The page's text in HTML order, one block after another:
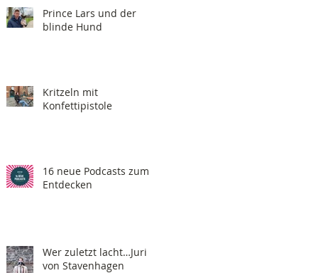
Prince Lars und der
blinde Hund
Kritzeln mit
Konfettipistole
16 neue Podcasts zum
Entdecken
Wer zuletzt lacht…Juri
von Stavenhagen